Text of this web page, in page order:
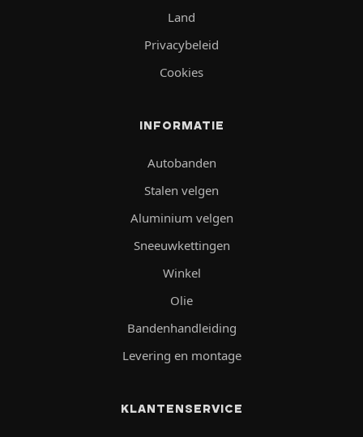
Land
Privacybeleid
Cookies
INFORMATIE
Autobanden
Stalen velgen
Aluminium velgen
Sneeuwkettingen
Winkel
Olie
Bandenhandleiding
Levering en montage
KLANTENSERVICE